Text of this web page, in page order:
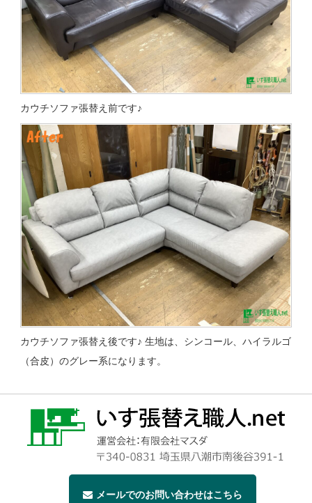
カウチソファ張替え前です♪
カウチソファ張替え後です♪ 生地は、シンコール、ハイラルゴ
（合皮）のグレー系になります。
メールでのお問い合わせはこちら